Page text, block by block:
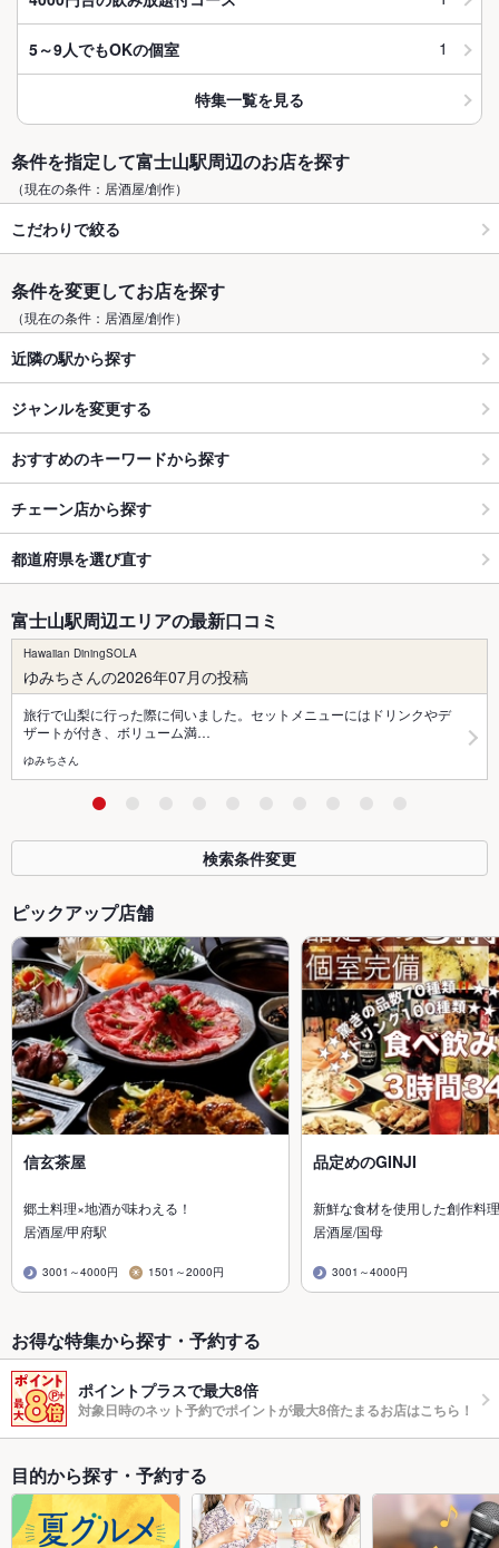
5～9人でもOKの個室 1
特集一覧を見る
条件を指定して富士山駅周辺のお店を探す
（現在の条件：居酒屋/創作）
こだわりで絞る
条件を変更してお店を探す
（現在の条件：居酒屋/創作）
近隣の駅から探す
ジャンルを変更する
おすすめのキーワードから探す
チェーン店から探す
都道府県を選び直す
富士山駅周辺エリアの最新口コミ
Hawaiian DiningSOLA
ゆみちさんの2026年07月の投稿
旅行で山梨に行った際に伺いました。セットメニューにはドリンクやデ
ザートが付き、ボリューム満…
ゆみちさん
検索条件変更
ピックアップ店舗
信玄茶屋
郷土料理×地酒が味わえる！
居酒屋/甲府駅
3001～4000円 1501～2000円
品定めのGINJI
新鮮な食材を使用した創作料
居酒屋/国母
3001～4000円
お得な特集から探す・予約する
ポイントプラスで最大8倍
対象日時のネット予約でポイントが最大8倍たまるお店はこちら！
目的から探す・予約する